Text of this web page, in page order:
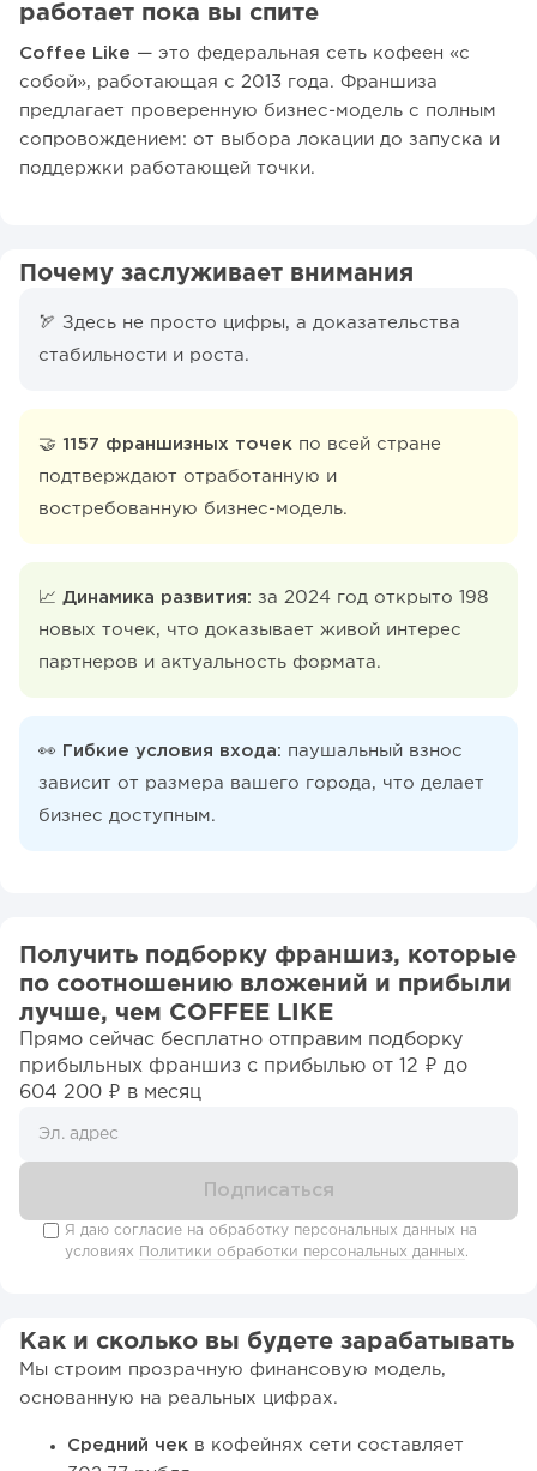
работает пока вы спите
Coffee Like — это федеральная сеть кофеен «с
собой», работающая с 2013 года. Франшиза
предлагает проверенную бизнес-модель с полным
сопровождением: от выбора локации до запуска и
поддержки работающей точки.
Почему заслуживает внимания
🏹 Здесь не просто цифры, а доказательства
стабильности и роста.
🤝 1157 франшизных точек по всей стране
подтверждают отработанную и
востребованную бизнес-модель.
📈 Динамика развития: за 2024 год открыто 198
новых точек, что доказывает живой интерес
партнеров и актуальность формата.
👀 Гибкие условия входа: паушальный взнос
зависит от размера вашего города, что делает
бизнес доступным.
Получить подборку франшиз, которые
по соотношению вложений и прибыли
лучше, чем COFFEE LIKE
Прямо сейчас бесплатно отправим подборку
прибыльных франшиз c прибылью от 12 ₽ до
604 200 ₽ в месяц
Я даю согласие на обработку персональных данных на
условиях
Политики обработки персональных данных.
Как и сколько вы будете зарабатывать
Мы строим прозрачную финансовую модель,
основанную на реальных цифрах.
Средний чек в кофейнях сети составляет